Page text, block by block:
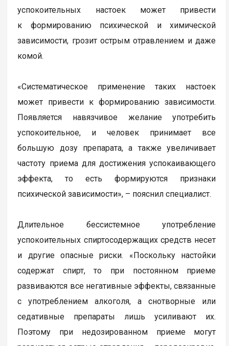
успокоительных настоек может привести
к формированию психической и химической
зависимости, грозит острым отравлением и даже
комой.
«Систематическое применение таких настоек
может привести к формированию зависимости.
Появляется навязчивое желание употребить
успокоительное, и человек принимает все
большую дозу препарата, а также увеличивает
частоту приема для достижения успокаивающего
эффекта, то есть формируются признаки
психической зависимости», – пояснил специалист.
Длительное бессистемное употребление
успокоительных спиртосодержащих средств несет
и другие опасные риски. «Поскольку настойки
содержат спирт, то при постоянном приеме
развиваются все негативные эффекты, связанные
с употреблением алкоголя, а снотворные или
седативные препараты лишь усиливают их.
Поэтому при недозированном приеме могут